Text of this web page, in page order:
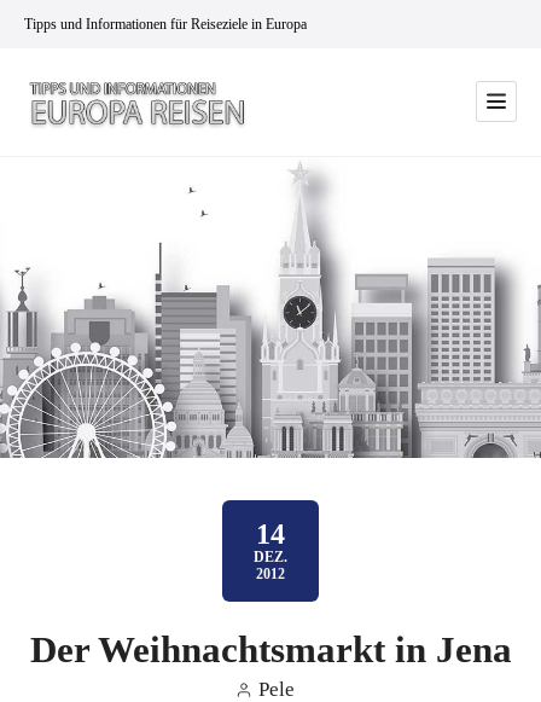
Tipps und Informationen für Reiseziele in Europa
14
DEZ.
2012
Der Weihnachtsmarkt in Jena
Pele